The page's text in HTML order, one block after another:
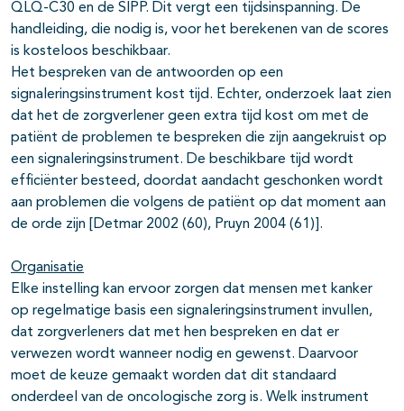
QLQ-C30 en de SIPP. Dit vergt een tijdsinspanning. De
handleiding, die nodig is, voor het berekenen van de scores
is kosteloos beschikbaar.
Het bespreken van de antwoorden op een
signaleringsinstrument kost tijd. Echter, onderzoek laat zien
dat het de zorgverlener geen extra tijd kost om met de
patiënt de problemen te bespreken die zijn aangekruist op
een signaleringsinstrument. De beschikbare tijd wordt
efficiënter besteed, doordat aandacht geschonken wordt
aan problemen die volgens de patiënt op dat moment aan
de orde zijn [Detmar 2002 (60), Pruyn 2004 (61)].
Organisatie
Elke instelling kan ervoor zorgen dat mensen met kanker
op regelmatige basis een signaleringsinstrument invullen,
dat zorgverleners dat met hen bespreken en dat er
verwezen wordt wanneer nodig en gewenst. Daarvoor
moet de keuze gemaakt worden dat dit standaard
onderdeel van de oncologische zorg is. Welk instrument